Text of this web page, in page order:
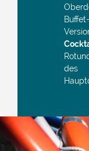
Buffet-
des